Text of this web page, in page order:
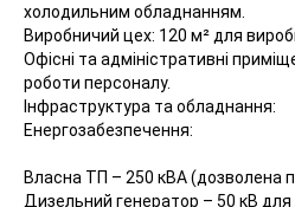
холодильним обладнанням.
Виробничий цех: 120 м² для
Офісні та адміністративні
роботи персоналу.
Інфраструктура та обладнання:
Енергозабезпечення:
Власна ТП – 250 кВА (дозволена
Дизельний генератор – 50 кВ для